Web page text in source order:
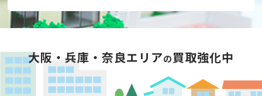
大阪・兵庫・奈良エリアの買取強化中